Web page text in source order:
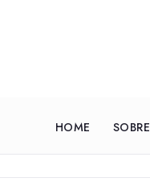
HOME SOBRE